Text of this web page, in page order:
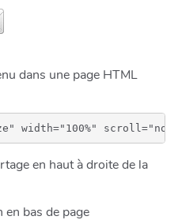
dans une page HTML
en haut à droite de la
bas de page